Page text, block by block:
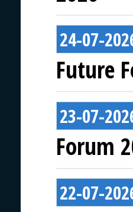
24-07-
Future
23-07-
Forum
22-07-